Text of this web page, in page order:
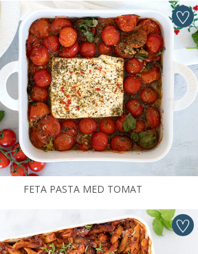
FETA PASTA MED TOMAT